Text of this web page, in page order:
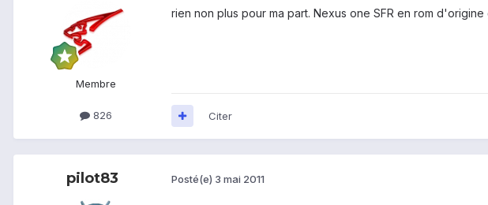
Membre
826
rien non plus pour ma part. Nexus one SFR en rom
Citer
pilot83 Posté(e) 3 mai 2011